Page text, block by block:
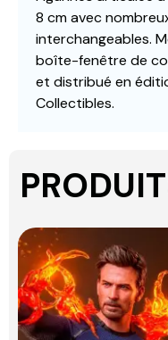
8 cm avec
interchangeables.
boîte-fenêtre de
et distribué en
Collectibles.